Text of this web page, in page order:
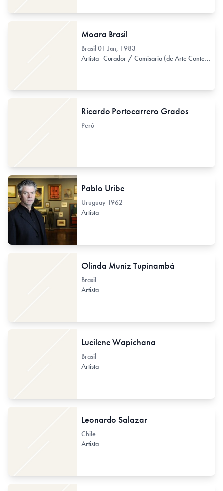
Moara Brasil
Brasil01 Jan, 1983
Artista Curador / Comisario (de Arte Contemporáneo)
Ricardo Portocarrero Grados
Perú
Pablo Uribe
Uruguay 1962
Artista
Olinda Muniz Tupinambá
Brasil
Artista
Lucilene Wapichana
Brasil
Artista
Leonardo Salazar
Chile
Artista